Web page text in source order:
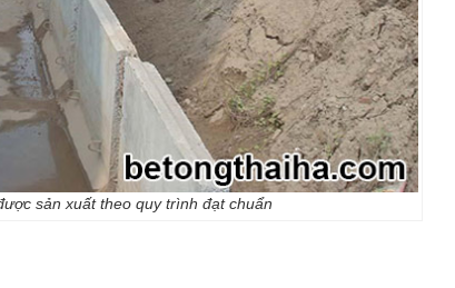
sản xuất theo quy trình đạt chuẩn